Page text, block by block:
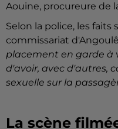
Aouine, procureure de
Selon la police, les faits
commissariat
placement en garde à
d'avoir, avec d'autres,
sexuelle sur la
La scène